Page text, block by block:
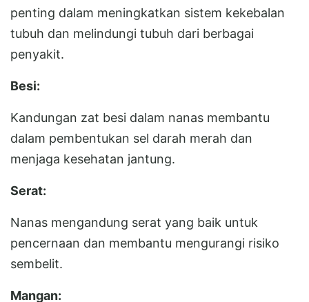
penting dalam meningkatkan sistem kekebalan
tubuh dan melindungi tubuh dari berbagai
penyakit.
Besi:
Kandungan zat besi dalam nanas membantu
dalam pembentukan sel darah merah dan
menjaga kesehatan jantung.
Serat:
Nanas mengandung serat yang baik untuk
pencernaan dan membantu mengurangi risiko
sembelit.
Mangan: